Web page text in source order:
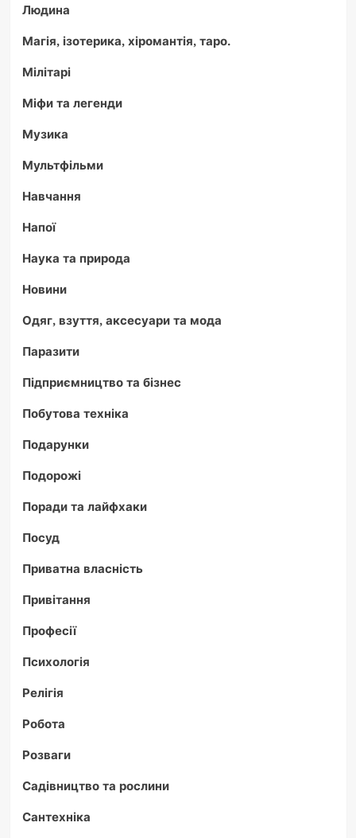
Людина
Магія, ізотерика, хіромантія, таро.
Мілітарі
Міфи та легенди
Музика
Мультфільми
Навчання
Напої
Наука та природа
Новини
Одяг, взуття, аксесуари та мода
Паразити
Підприємництво та бізнес
Побутова техніка
Подарунки
Подорожі
Поради та лайфхаки
Посуд
Приватна власність
Привітання
Професії
Психологія
Релігія
Робота
Розваги
Садівництво та рослини
Сантехніка